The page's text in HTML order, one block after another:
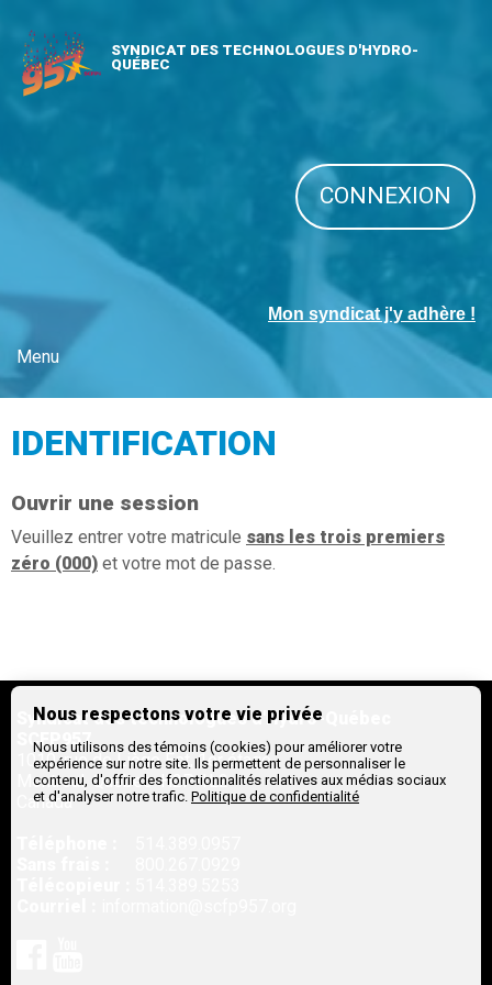
SYNDICAT DES TECHNOLOGUES D'HYDRO-
QUÉBEC
CONNEXION
Mon syndicat j'y adhère !
Menu
IDENTIFICATION
Ouvrir une session
Veuillez entrer votre matricule sans les trois premiers
zéro (000) et votre mot de passe.
Syndicat des technologues d'Hydro-Québec
SCFP957
1010, rue de Liège Est, 1er étage
Montreal,Québec H2P 1L2
Canada
Nous respectons votre vie privée
Nous utilisons des témoins (cookies) pour améliorer votre
expérience sur notre site. Ils permettent de personnaliser le
contenu, d'offrir des fonctionnalités relatives aux médias sociaux
et d'analyser notre trafic. Politique de confidentialité